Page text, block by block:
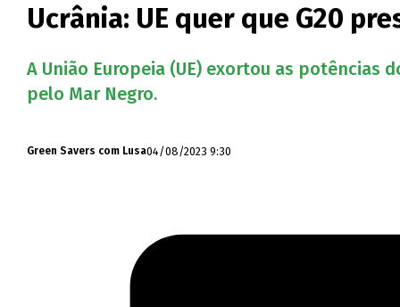
Ucrânia: UE quer que G20
A União Europeia (UE) exortou as potências
pelo Mar Negro.
Green Savers com Lusa04/08/2023 9:30